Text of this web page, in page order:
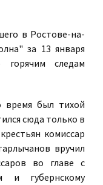
в Ростове-на-
за 13 января
следам
время был тихой
сюда только в
комиссар
вручил
во главе с
и губернскому